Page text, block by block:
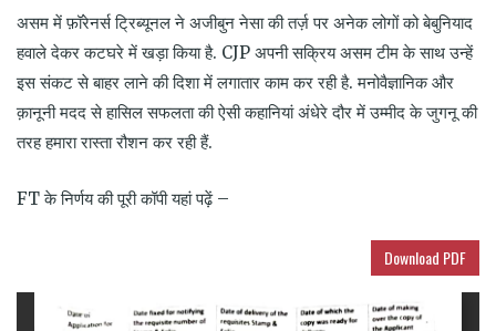
असम में फ़ॉरेनर्स ट्रिब्यूनल ने अजीबुन नेसा की तर्ज़ पर अनेक लोगों को बेबुनियाद
हवाले देकर कटघरे में खड़ा किया है. CJP अपनी सक्रिय असम टीम के साथ उन्हें
इस संकट से बाहर लाने की दिशा में लगातार काम कर रही है. मनोवैज्ञानिक और
क़ानूनी मदद से हासिल सफलता की ऐसी कहानियां अंधेरे दौर में उम्मीद के जुगनू की
तरह हमारा रास्ता रौशन कर रही हैं.
FTके निर्णय की पूरी कॉपी यहां पढ़ें –
Download PDF